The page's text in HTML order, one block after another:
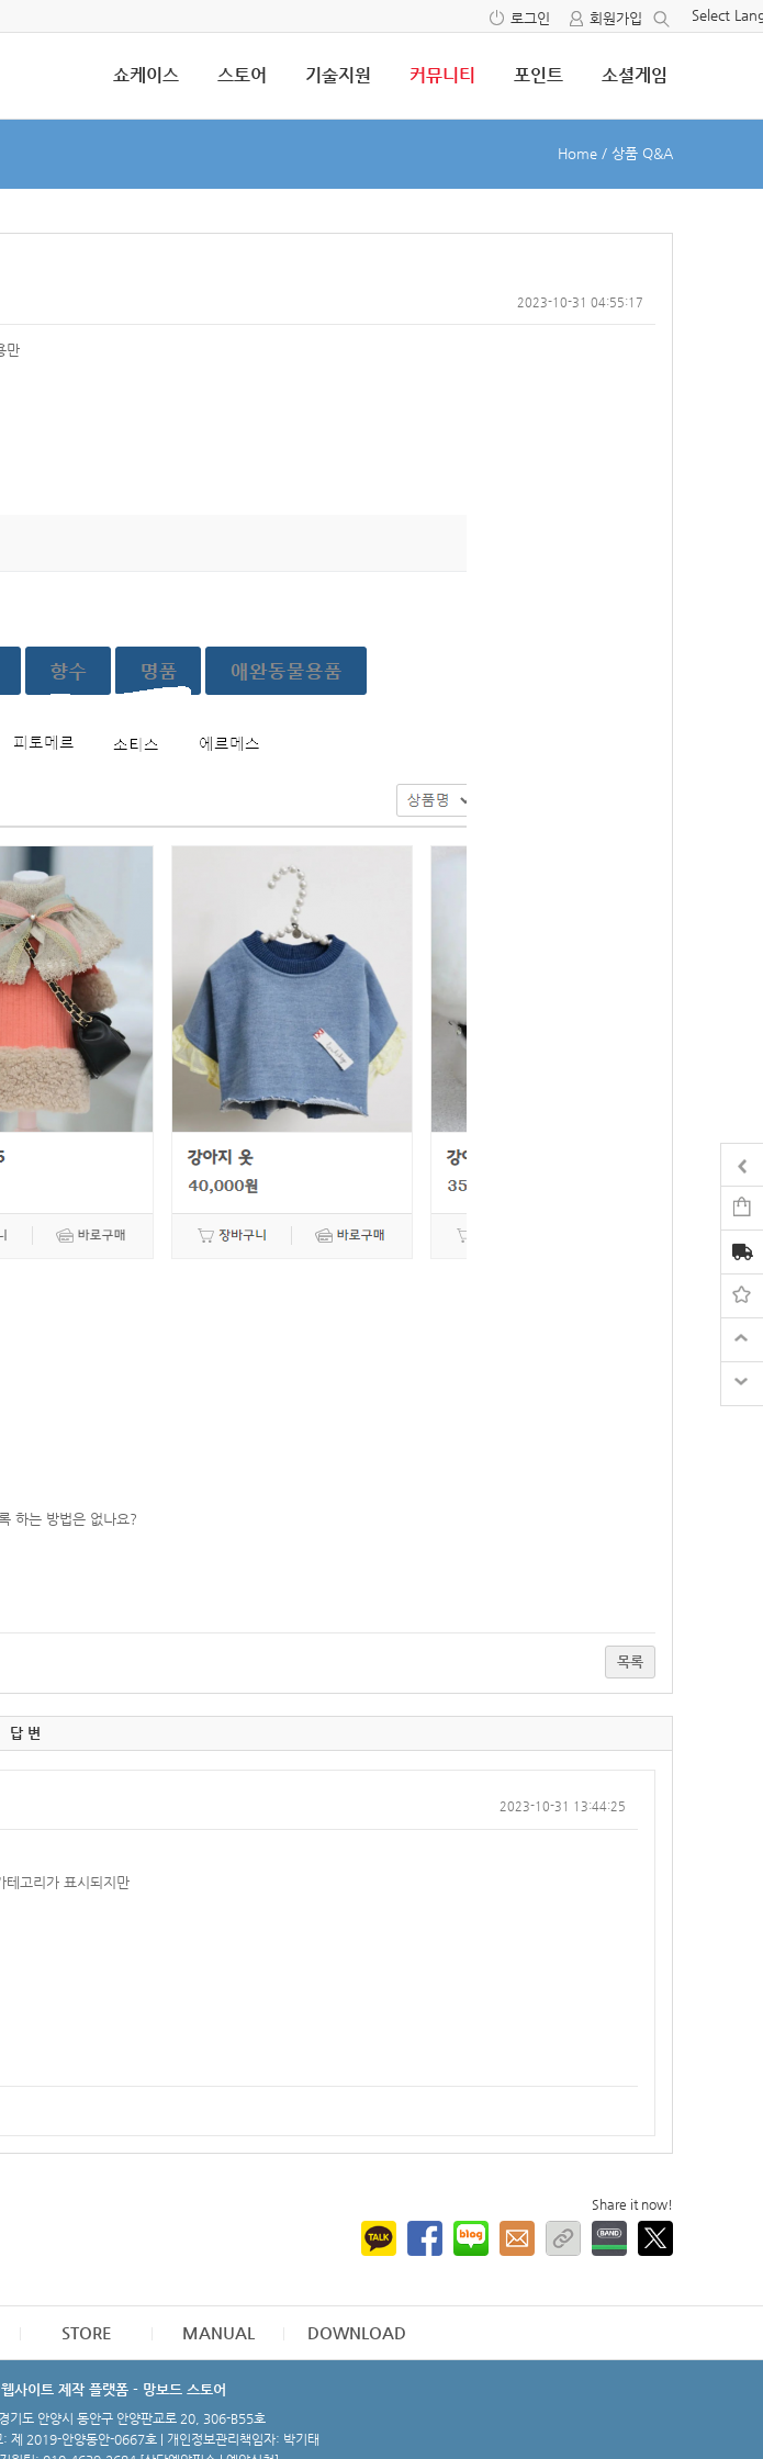
Select
로그인 회원가입
쇼케이스 스토어 기술지원 커뮤니티 포인트 소셜게임
Home / 상품 Q&A
2023-10-31 04:55:17
만
하는 방법은 없나요?
목록
답 변
2023-10-31 13:44:25
고리가 표시되지만
Share it now!
STORE MANUAL DOWNLOAD
사이트 제작 플랫폼 - 망보드 스토어
기도 안양시 동안구 안양판교로 20, 306-B55호
2019-안양동안-0667호 | 개인정보관리책임자: 박기태